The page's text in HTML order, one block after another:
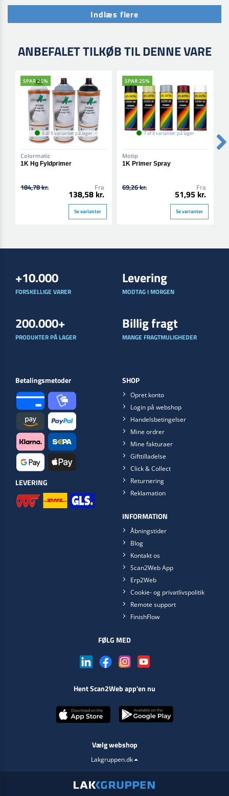
Indlæs flere
ANBEFALET TILKØB TIL DENNE VARE
SPAR 25%
8 af 8 varianter på lager
Colormatic
1K Hg Fyldprimer
184,78 kr. Fra
138,58 kr.
Se varianter
SPAR 25%
7 af 8 varianter på lager
Motip
1K Primer Spray
69,26 kr. Fra
51,95 kr.
Se varianter
+10.000
FORSKELLIGE VARER
Levering
MODTAG I MORGEN
200.000+
PRODUKTER PÅ LAGER
Billig fragt
MANGE FRAGTMULIGHEDER
Betalingsmetoder
LEVERING
SHOP
Opret konto
Login på webshop
Handelsbetingelser
Mine ordrer
Mine fakturaer
Gifttilladelse
Click & Collect
Returnering
Reklamation
INFORMATION
Åbningstider
Blog
Kontakt os
Scan2Web App
Erp2Web
Cookie- og privatlivspolitik
Remote support
FinishFlow
FØLG MED
Hent Scan2Web app'en nu
Vælg webshop
Lakgruppen.dk